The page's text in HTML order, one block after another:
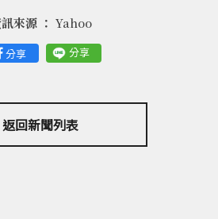
分享 分享
來源 ： Yahoo
返回新聞列表